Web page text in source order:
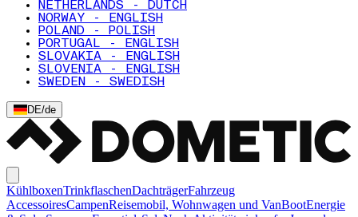
NETHERLANDS - DUTCH
NORWAY - ENGLISH
POLAND - POLISH
PORTUGAL - ENGLISH
SLOVAKIA - ENGLISH
SLOVENIA - ENGLISH
SWEDEN - SWEDISH
DE/de
KühlboxenTrinkflaschenDachträgerFahrzeug
AccessoiresCampenReisemobil, Wohnwagen und VanBootEnergie